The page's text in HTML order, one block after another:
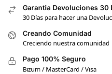
Garantia Devoluciones 30
30 Días para hacer una
Creando Comunidad
Creciendo nuestra comunidad
Pago 100% Seguro
Bizum / MasterCard / Visa